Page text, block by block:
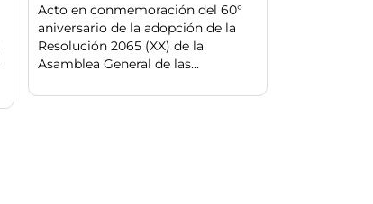
Acto en conmemoración del 60°
aniversario de la adopción de la
Resolución 2065 (XX) de la
Asamblea General de las...